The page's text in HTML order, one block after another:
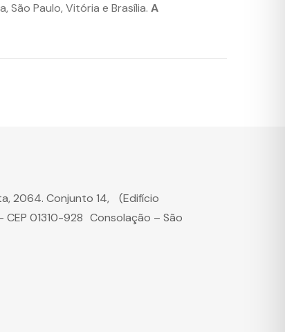
São Paulo, Vitória e Brasília. A
2064. Conjunto 14, (Edifício
CEP 01310-928 Consolação – São